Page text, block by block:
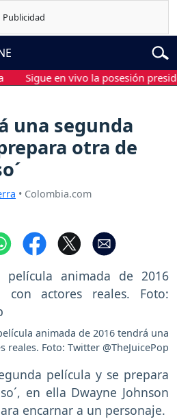
Sigue en vivo la posesión
una segunda
otra de
• Colombia.com
animada de 2016 tendrá una
reales. Foto: Twitter @TheJuicePop
película y se prepara
en ella Dwayne Johnson
encarnar a un personaje.